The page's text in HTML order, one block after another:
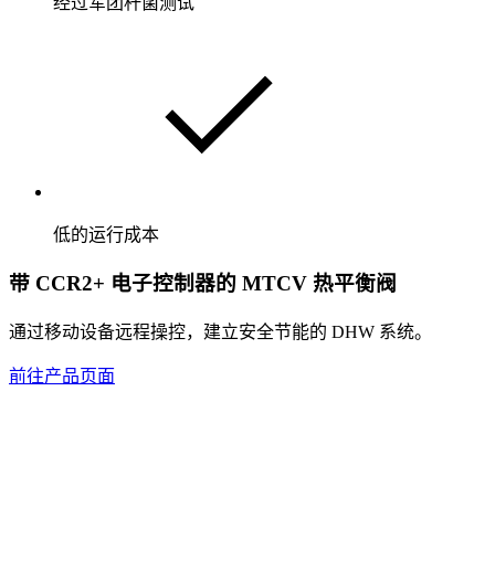
低的运行成本
带 CCR2+ 电子控制器的 MTCV 热平衡阀
通过移动设备远程操控，建立安全节能的 DHW 系统。
前往产品页面